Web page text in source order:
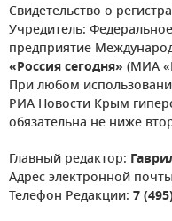
Свидетельство о
Учредитель:
предприятие
«Россия сегодня» (МИА
При любом
РИА Новости Крым
обязательна не ниже
Главный редактор:
Адрес электронной
Телефон Редакции: 7